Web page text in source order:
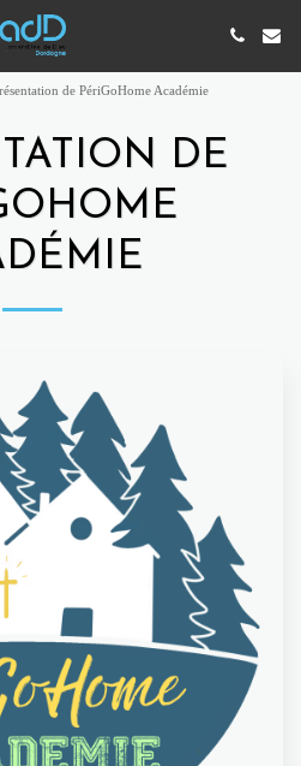
de PériGoHome Académie
DE